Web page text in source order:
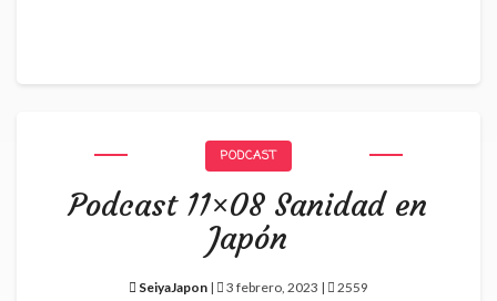
PODCAST
Podcast 11×08 Sanidad en
Japón
SeiyaJapon | 3 febrero, 2023 | 2559